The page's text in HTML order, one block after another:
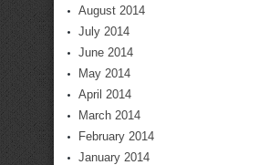
August 2014
July 2014
June 2014
May 2014
April 2014
March 2014
February 2014
January 2014